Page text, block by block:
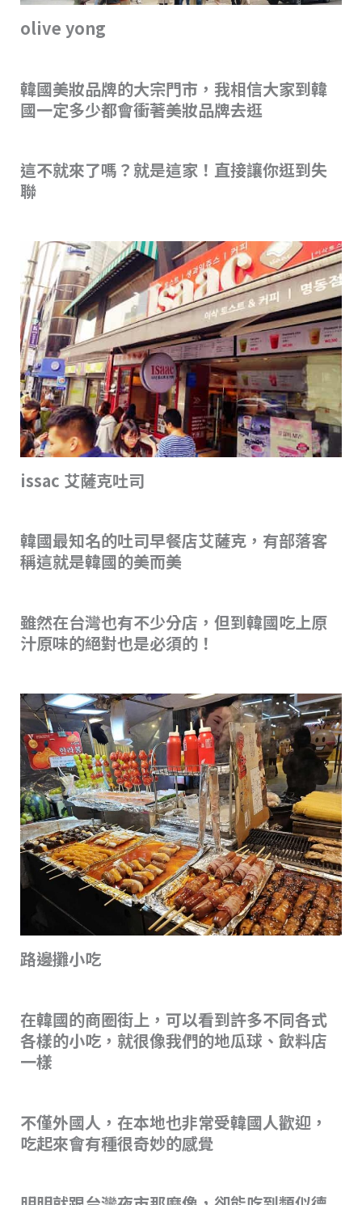
olive yong
韓國美妝品牌的大宗門市，我相信大家到韓
國一定多少都會衝著美妝品牌去逛
這不就來了嗎？就是這家！直接讓你逛到失
聯
issac 艾薩克吐司
韓國最知名的吐司早餐店艾薩克，有部落客
稱這就是韓國的美而美
雖然在台灣也有不少分店，但到韓國吃上原
汁原味的絕對也是必須的！
路邊攤小吃
在韓國的商圈街上，可以看到許多不同各式
各樣的小吃，就很像我們的地瓜球、飲料店
一樣
不僅外國人，在本地也非常受韓國人歡迎，
吃起來會有種很奇妙的感覺